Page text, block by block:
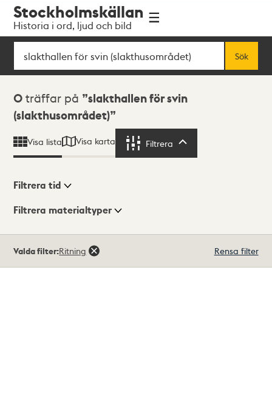
navigationen
huvudinnehållet
Stockholmskällan
Historia i ord, ljud och bild
Sök
Sök
Sökresultat
0 träffar på
slakthallen för svin
(slakthusområdet)
Visa lista Visa karta Filtrera
Visningsläge
Filtrera tid
Filtrera materialtyper
träffar
Valda filter:Ritning Rensa filter